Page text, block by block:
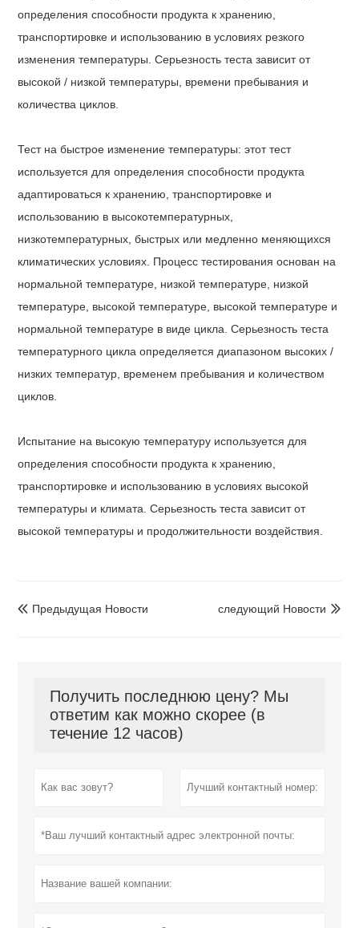
определения способности продукта к хранению,
транспортировке и использованию в условиях резкого
изменения температуры. Серьезность теста зависит от
высокой / низкой температуры, времени пребывания и
количества циклов.
Тест на быстрое изменение температуры: этот тест
используется для определения способности продукта
адаптироваться к хранению, транспортировке и
использованию в высокотемпературных,
низкотемпературных, быстрых или медленно меняющихся
климатических условиях. Процесс тестирования основан на
нормальной температуре, низкой температуре, низкой
температуре, высокой температуре, высокой температуре и
нормальной температуре в виде цикла. Серьезность теста
температурного цикла определяется диапазоном высоких /
низких температур, временем пребывания и количеством
циклов.
Испытание на высокую температуру используется для
определения способности продукта к хранению,
транспортировке и использованию в условиях высокой
температуры и климата. Серьезность теста зависит от
высокой температуры и продолжительности воздействия.
 Предыдущая Hовости 
следующий Hовости
Получить последнюю цену? Мы
ответим как можно скорее (в
течение 12 часов)